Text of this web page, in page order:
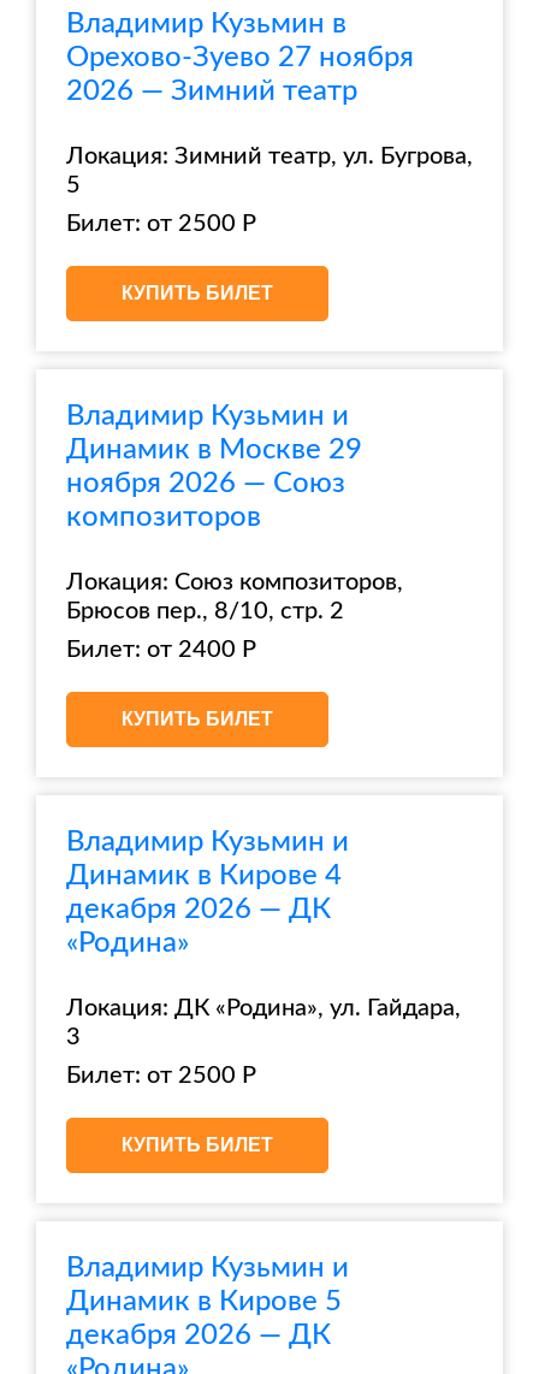
Владимир Кузьмин в
Орехово-Зуево 27 ноября
2026 — Зимний театр
Локация: Зимний театр, ул. Бугрова,
5
Билет: от 2500 Р
КУПИТЬ БИЛЕТ
Владимир Кузьмин и
Динамик в Москве 29
ноября 2026 — Союз
композиторов
Локация: Союз композиторов,
Брюсов пер., 8/10, стр. 2
Билет: от 2400 Р
КУПИТЬ БИЛЕТ
Владимир Кузьмин и
Динамик в Кирове 4
декабря 2026 — ДК
«Родина»
Локация: ДК «Родина», ул. Гайдара,
3
Билет: от 2500 Р
КУПИТЬ БИЛЕТ
Владимир Кузьмин и
Динамик в Кирове 5
декабря 2026 — ДК